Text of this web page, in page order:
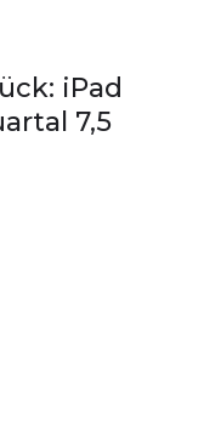
iPad
7,5